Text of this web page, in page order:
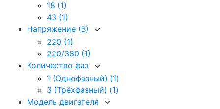
18 (1)
43 (1)
Напряжение (В)
220 (1)
220/380 (1)
Количество фаз
1 (Однофазный) (1)
3 (Трёхфазный) (1)
Модель двигателя